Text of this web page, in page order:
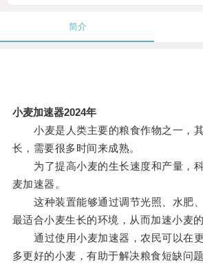
简介
小麦加速器2024年
小麦是人类主要的粮食作物之一，
长，需要很多时间来成熟。
为了提高小麦的生长速度和产量，
麦加速器。
这种装置能够通过调节光照、水肥、
最适合小麦生长的环境，从而加速小麦的
通过使用小麦加速器，农民可以在更
多更好的小麦，有助于解决粮食短缺问题